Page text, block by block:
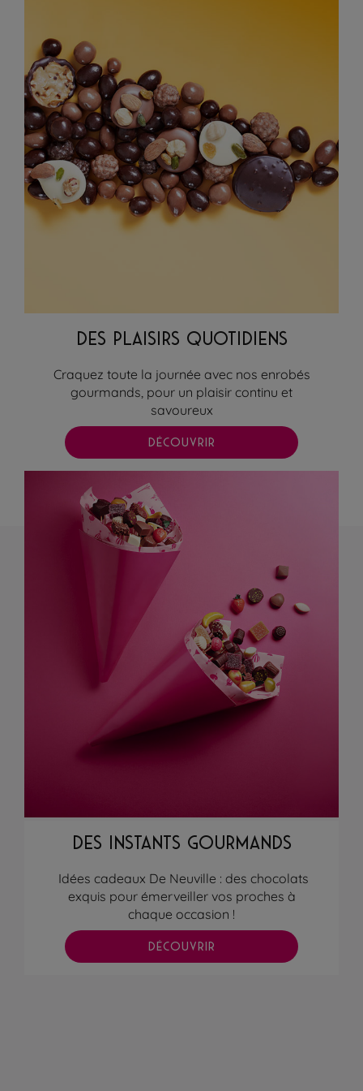
DES PLAISIRS QUOTIDIENS
Craquez toute la journée avec nos enrobés
gourmands, pour un plaisir continu et
savoureux
DÉCOUVRIR
DES INSTANTS GOURMANDS
Idées cadeaux De Neuville : des chocolats
exquis pour émerveiller vos proches à
chaque occasion !
DÉCOUVRIR